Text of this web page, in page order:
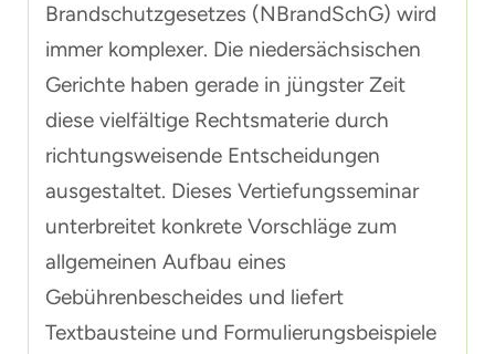
Brandschutzgesetzes (NBrandSchG) wird
immer komplexer. Die niedersächsischen
Gerichte haben gerade in jüngster Zeit
diese vielfältige Rechtsmaterie durch
richtungsweisende Entscheidungen
ausgestaltet. Dieses Vertiefungsseminar
unterbreitet konkrete Vorschläge zum
allgemeinen Aufbau eines
Gebührenbescheides und liefert
Textbausteine und Formulierungsbeispiele